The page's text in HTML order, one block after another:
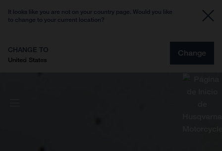
It looks like you are not on your country page. Would you like
to change to your current location?
CHANGE TO
United States
Change